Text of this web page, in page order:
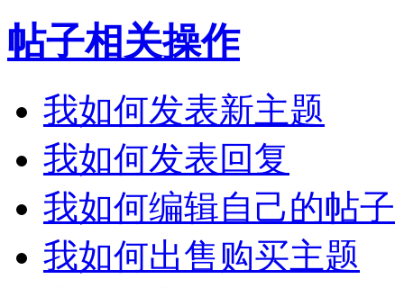
帖子相关操作
我如何发表新主题
我如何发表回复
我如何编辑自己的帖子
我如何出售购买主题